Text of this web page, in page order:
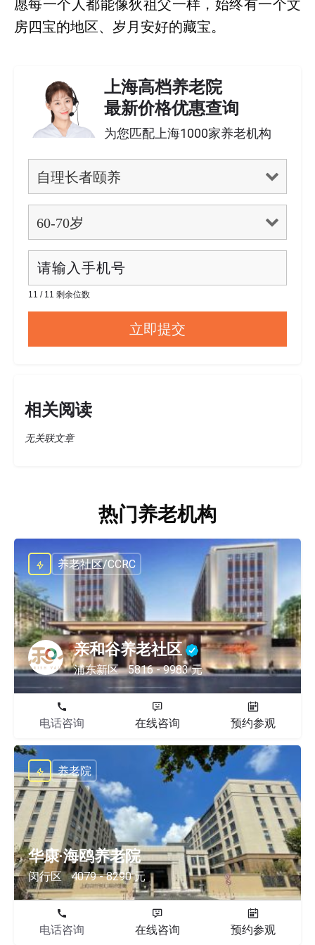
愿每一个人都能像狄祖父一样，始终有一个文
房四宝的地区、岁月安好的藏宝。
上海高档养老院
最新价格优惠查询
为您匹配上海1000家养老机构
11 / 11 剩余位数
相关阅读
无关联文章
热门养老机构
亲和谷养老社区
浦东新区 5816 - 9983 元
养老社区/CCRC
电话咨询 在线咨询 预约参观
华康·海鸥养老院
闵行区 4079 - 8290 元
养老院
电话咨询 在线咨询 预约参观